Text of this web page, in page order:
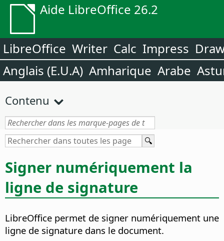
Aide LibreOffice 26.2
LibreOffice Writer Calc Impress
Anglais (E.U.A) Amharique Arabe
Contenu
Signer numériquement la
ligne de signature
LibreOffice permet de signer numériquement une
ligne de signature dans le document.